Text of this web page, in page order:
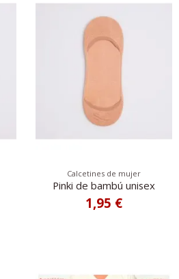
Calcetines de mujer
Pinki de bambú unisex
1,95 €